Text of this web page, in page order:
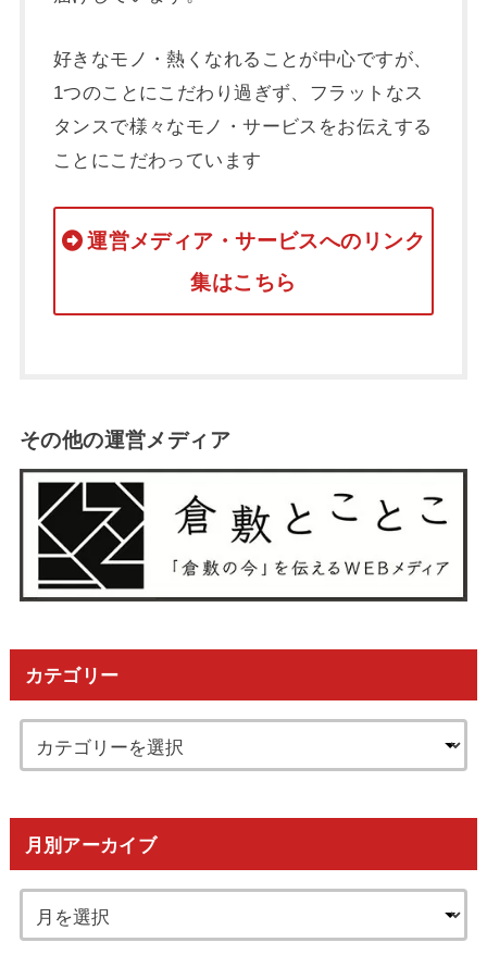
好きなモノ・熱くなれることが中心ですが、
1つのことにこだわり過ぎず、フラットなス
タンスで様々なモノ・サービスをお伝えする
ことにこだわっています
運営メディア・サービスへのリンク
集はこちら
その他の運営メディア
カテゴリー
月別アーカイブ